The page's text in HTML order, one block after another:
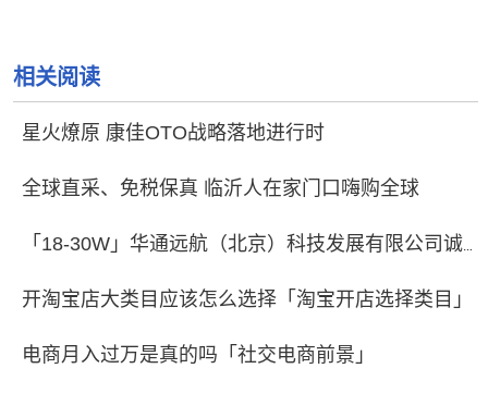
相关阅读
星火燎原 康佳OTO战略落地进行时
全球直采、免税保真 临沂人在家门口嗨购全球
开淘宝店大类目应该怎么选择「淘宝开店选择类目」
电商月入过万是真的吗「社交电商前景」